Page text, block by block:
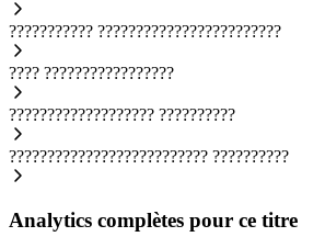
??????????? ????????????????????????
???? ?????????????????
??????????????????? ??????????
?????????????????????????? ??????????
Analytics complètes pour ce titre